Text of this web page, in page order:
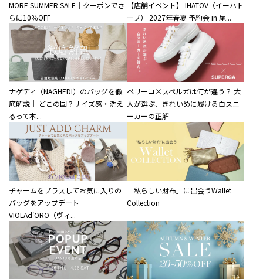
MORE SUMMER SALE｜クーポンでさ
らに10％OFF
【店舗イベント】 IHATOV（イーハト
ーブ） 2027年春夏 予約会 in 尾...
ナゲディ（NAGHEDI）のバッグを徹
底解説｜ どこの国？サイズ感・洗え
るって本...
ペリーコ×スペルガは何が違う？ 大
人が選ぶ、きれいめに履ける白スニ
ーカーの正解
チャームをプラスしてお気に入りの
バッグをアップデート｜
VIOLAd'ORO（ヴィ...
「私らしい財布」に出会うWallet
Collection